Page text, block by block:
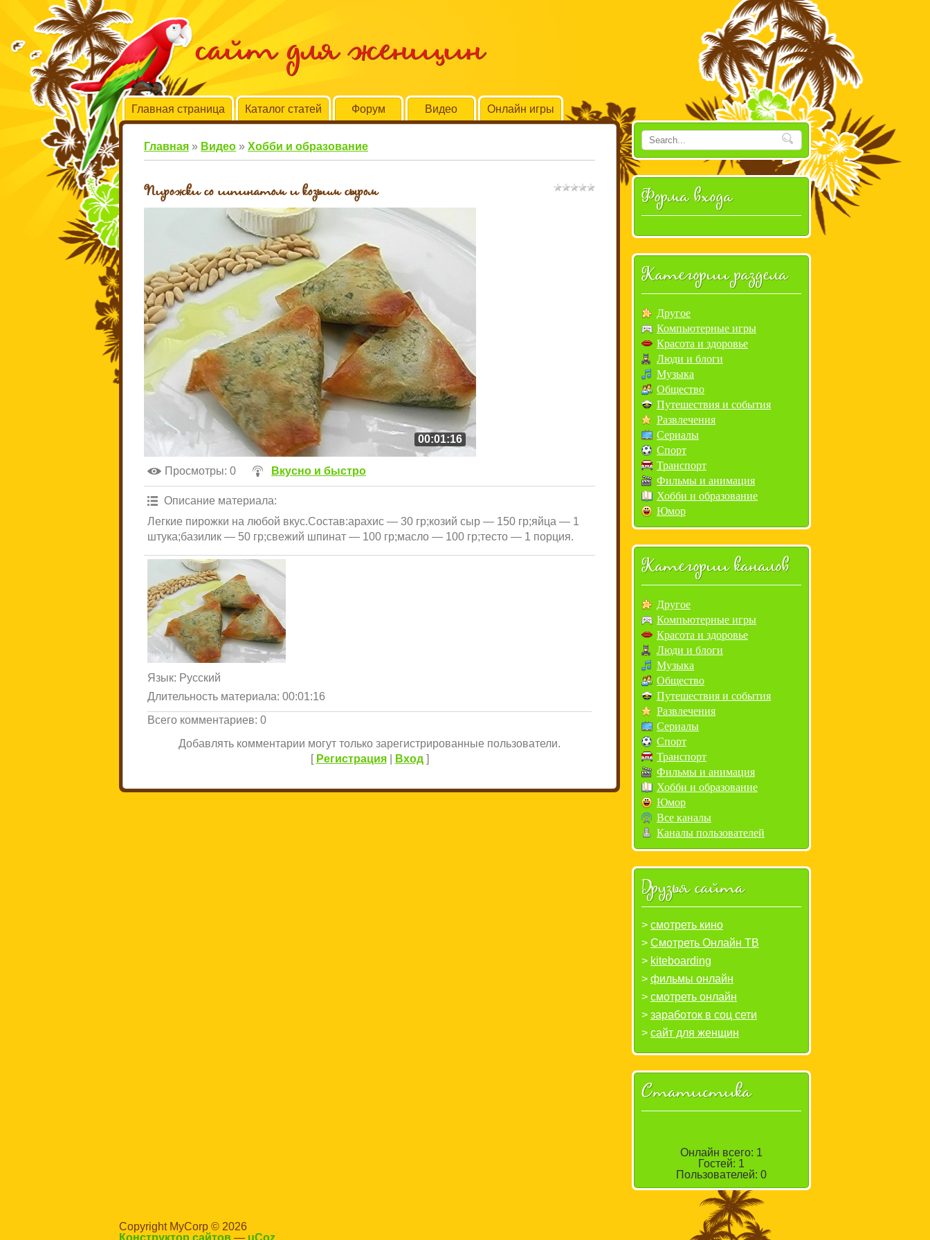
сайт для женщин
Главная страница Каталог статей Форум Видео Онлайн игры
Главная » Видео » Хобби и образование
Пирожки со шпинатом и козьим сыром
00:01:16
Просмотры: 0 Вкусно и быстро
Описание материала:
Легкие пирожки на любой вкус.Состав:арахис — 30 гр;козий сыр — 150 гр;яйца — 1
штука;базилик — 50 гр;свежий шпинат — 100 гр;масло — 100 гр;тесто — 1 порция.
Язык: Русский
Длительность материала: 00:01:16
Всего комментариев: 0
Добавлять комментарии могут только зарегистрированные пользователи.
[ Регистрация| Вход]
Форма входа
Категории раздела
Другое
Компьютерные игры
Красота и здоровье
Люди и блоги
Музыка
Общество
Путешествия и события
Развлечения
Сериалы
Спорт
Транспорт
Фильмы и анимация
Хобби и образование
Юмор
Категории каналов
Другое
Компьютерные игры
Красота и здоровье
Люди и блоги
Музыка
Общество
Путешествия и события
Развлечения
Сериалы
Спорт
Транспорт
Фильмы и анимация
Хобби и образование
Юмор
Все каналы
Каналы пользователей
Друзья сайта
смотреть кино
Смотреть Онлайн ТВ
kiteboarding
фильмы онлайн
смотреть онлайн
заработок в соц сети
сайт для женщин
Статистика
Онлайн всего: 1
Гостей: 1
Пользователей: 0
Copyright MyCorp © 2026
Конструктор сайтов — uCoz